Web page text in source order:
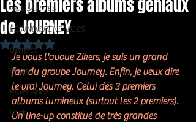
NOS SORTIES
LES INDISPENSABLES
Général
Blues
Blues Rock
Rock
Les premiers albums géniaux
de JOURNEY
Noté NaN étoiles sur 5.
Je vous l'avoue Zikers, je suis un grand
fan du groupe Journey. Enfin, je veux dire
le vrai Journey. Celui des 3 premiers
albums lumineux (surtout les 2 premiers).
Un line-up constitué de très grandes